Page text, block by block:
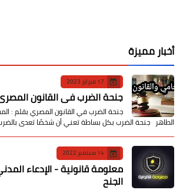
أخبار مميزة
17 فبراير 2023
جنحة الضرب في القانون
جنحة الضرب في القانون المصري بقلم :
الطاهر جنحة الضرب بكل بساطة تعني أن شخصًا تعدى
14 سبتمبر 2022
معلومة قانونية - الإدعاء
الجنح